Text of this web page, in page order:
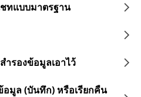
ทแบบมาตรฐาน
รองข้อมูลเอาไว้
มูล (บันทึก) หรือเรียกคืน